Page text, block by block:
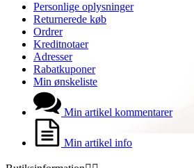
Personlige oplysninger
Returnerede køb
Ordrer
Kreditnotaer
Adresser
Rabatkuponer
Min ønskeliste
Min artikel kommentarer
Min artikel info